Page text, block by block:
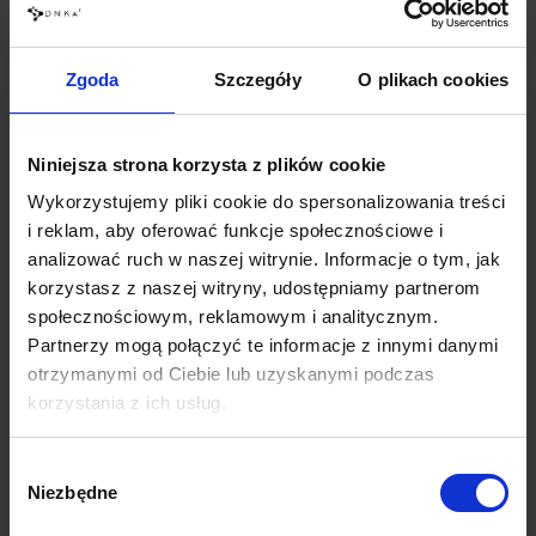
Zgoda Szczegóły O plikach cookies
Niniejsza strona korzysta z plików cookie
Wykorzystujemy pliki cookie do spersonalizowania treści
i reklam, aby oferować funkcje społecznościowe i
analizować ruch w naszej witrynie. Informacje o tym, jak
korzystasz z naszej witryny, udostępniamy partnerom
społecznościowym, reklamowym i analitycznym.
Partnerzy mogą połączyć te informacje z innymi danymi
otrzymanymi od Ciebie lub uzyskanymi podczas
korzystania z ich usług.
zgody
Niezbędne
konkretnych warunkach pracy i różnych poziomach
Rubber Base to
klasyczna baza o średniej gęstości, która samopoziomuje się i nie
kurczy się podczas noszenia. Zapewnia idealną przyczepność i
Dla osób z delikatnymi, przepiłowanymi lub bardzo cienkimi
paznokciami, doskonałym wyborem będzie Low Acid Base
To
nisko kwasowa baza, która nie podrażnia i nie przeciąża płytki, a
przy tym zapewnia wystarczającą elastyczność i trwałość
zarówno w manicure, jak i pedicure.
Coraz większym zainteresowaniem cieszy się także Fiber Base
innowacyjna baza wzmacniająca z włóknami jedwabiu. Jest
bezpieczną dla osób z alergiami lub bardzo wrażliwą skórą.